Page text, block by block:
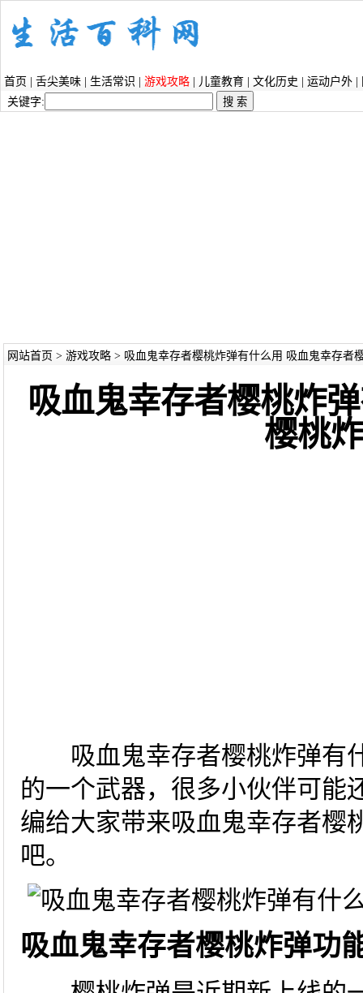
首页 舌尖美味 生活常识 游戏攻略 儿童教育 文化历史 运动户外
关键字:
网站首页 > 游戏攻略> 吸血鬼幸存者樱桃炸弹有什么用 吸血鬼幸存者
吸血鬼幸存者樱桃炸
樱桃
吸血鬼幸存者樱桃炸弹有
的一个武器，很多小伙伴可能
编给大家带来吸血鬼幸存者樱
吧。
吸血鬼幸存者樱桃炸弹功